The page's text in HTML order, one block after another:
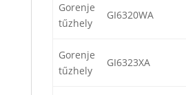
Gorenje
tűzhely
GI6320WA
Gorenje
tűzhely
GI6323XA